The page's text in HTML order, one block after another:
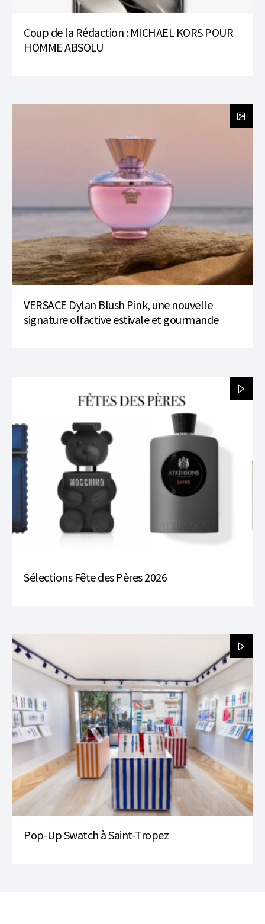
Coup de la Rédaction : MICHAEL KORS POUR
HOMME ABSOLU
VERSACE Dylan Blush Pink, une nouvelle
signature olfactive estivale et gourmande
Sélections Fête des Pères 2026
Pop-Up Swatch à Saint-Tropez